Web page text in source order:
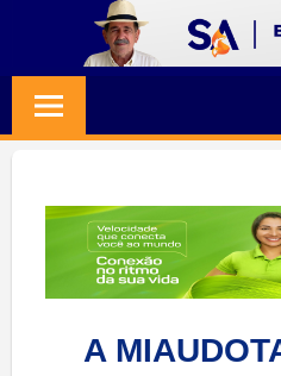
content
Jornalismo
Credibilidade
A